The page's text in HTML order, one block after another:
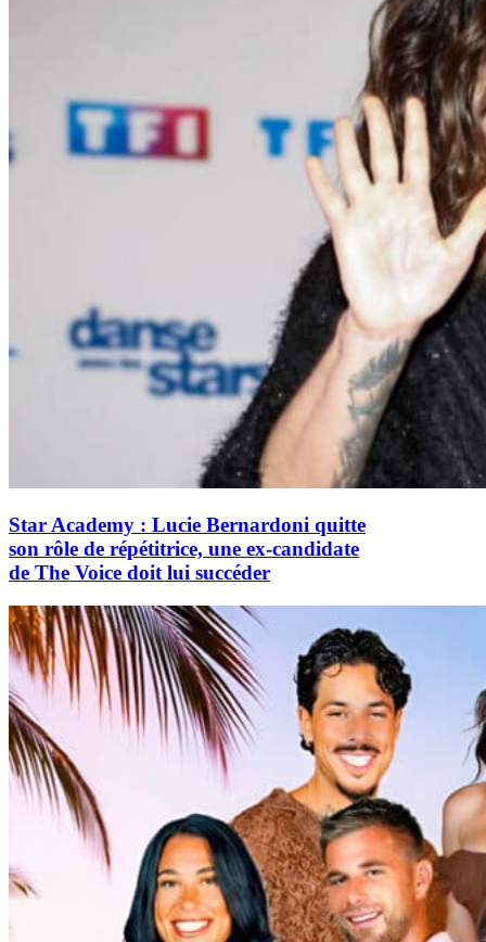
Star Academy : Lucie Bernardoni quitte
son rôle de répétitrice, une ex-candidate
de The Voice doit lui succéder